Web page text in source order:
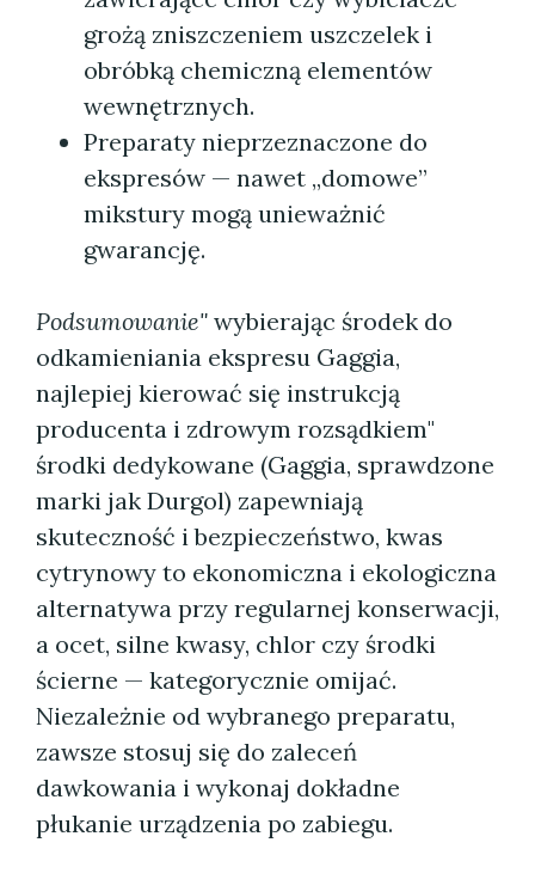
grożą zniszczeniem uszczelek i
obróbką chemiczną elementów
wewnętrznych.
Preparaty nieprzeznaczone do
ekspresów — nawet „domowe”
mikstury mogą unieważnić
gwarancję.
Podsumowanie" wybierając środek do
odkamieniania ekspresu Gaggia,
najlepiej kierować się instrukcją
producenta i zdrowym rozsądkiem"
środki dedykowane (Gaggia, sprawdzone
marki jak Durgol) zapewniają
skuteczność i bezpieczeństwo, kwas
cytrynowy to ekonomiczna i ekologiczna
alternatywa przy regularnej konserwacji,
a ocet, silne kwasy, chlor czy środki
ścierne — kategorycznie omijać.
Niezależnie od wybranego preparatu,
zawsze stosuj się do zaleceń
dawkowania i wykonaj dokładne
płukanie urządzenia po zabiegu.